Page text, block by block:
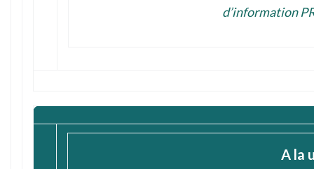
d’information
A la